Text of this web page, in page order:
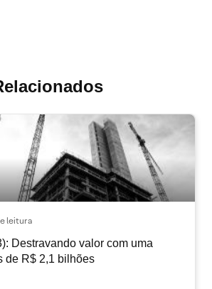
leitura
Destravando valor com uma
de R$ 2,1 bilhões